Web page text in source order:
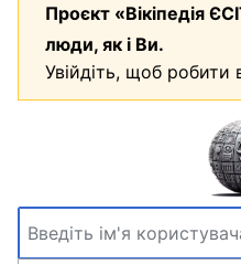
Проєкт «Вікіпедія
люди, як і Ви.
Увійдіть, щоб робити